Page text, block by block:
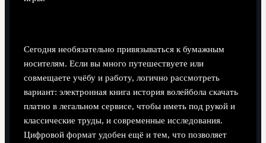
Сегодня необязательно привязываться к бумажным
носителям. Если вы много путешествуете или
совмещаете учёбу и работу, логично рассмотреть
вариант: электронная книга история волейбола скачать
платно в легальном сервисе, чтобы иметь под рукой и
классические труды, и современные исследования.
Цифровой формат удобен ещё и тем, что позволяет